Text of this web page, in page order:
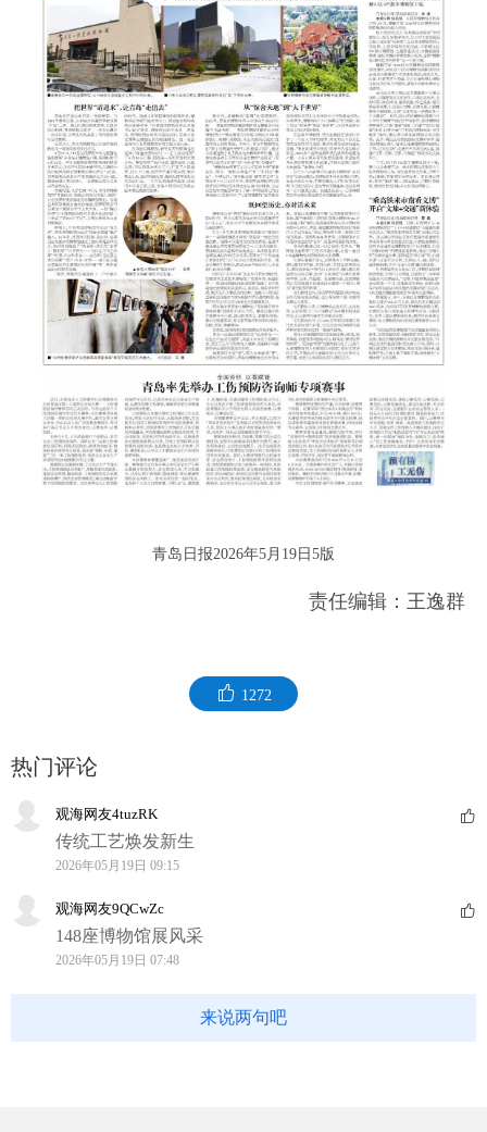
青岛日报2026年5月19日5版
责任编辑：王逸群
1272
热门评论
观海网友4tuzRK
传统工艺焕发新生
2026年05月19日 09:15
观海网友9QCwZc
148座博物馆展风采
2026年05月19日 07:48
来说两句吧